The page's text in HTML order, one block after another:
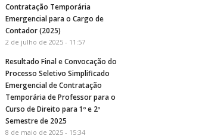
Contratação Temporária
Emergencial para o Cargo de
Contador (2025)
2 de julho de 2025 - 11:57
Resultado Final e Convocação do
Processo Seletivo Simplificado
Emergencial de Contratação
Temporária de Professor para o
Curso de Direito para 1º e 2º
Semestre de 2025
8 de maio de 2025 - 15:34